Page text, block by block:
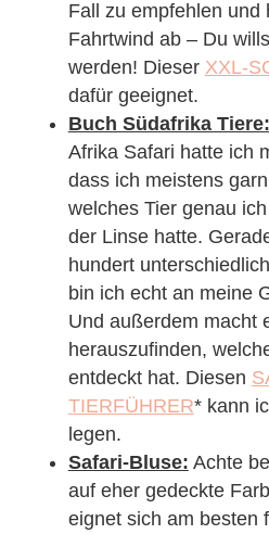
Fall zu empfehlen und
Fahrtwind ab – Du
werden! Dieser XXL-
dafür geeignet.
Buch Südafrika Tiere:
Afrika Safari hatte ich
dass ich meistens
welches Tier genau
der Linse hatte.
hundert
bin ich echt an meine
Und außerdem macht
herauszufinden,
entdeckt hat. Diesen
TIERFÜHRER* kann
legen.
Safari-Bluse: Achte
auf eher gedeckte
eignet sich am besten